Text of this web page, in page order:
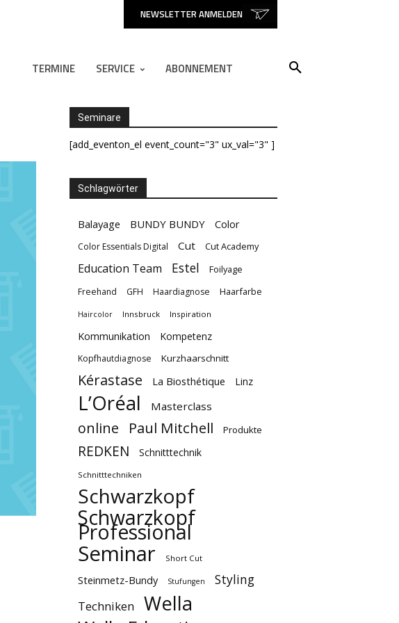
NEWSLETTER ANMELDEN
TERMINE SERVICE ABONNEMENT
Seminare
[add_eventon_el event_count="3" ux_val="3" ]
Schlagwörter
Balayage BUNDY BUNDY Color
Color Essentials Digital Cut Cut Academy
Education Team Estel Foilyage
Freehand GFH Haardiagnose Haarfarbe
Haircolor Innsbruck Inspiration
Kommunikation Kompetenz
Kopfhautdiagnose Kurzhaarschnitt
Kérastase La Biosthétique Linz
L’Oréal Masterclass
online Paul Mitchell Produkte
REDKEN Schnitttechnik
Schnitttechniken
Schwarzkopf
Schwarzkopf
Professional
Seminar Short Cut
Steinmetz-Bundy Stufungen Styling
Techniken Wella